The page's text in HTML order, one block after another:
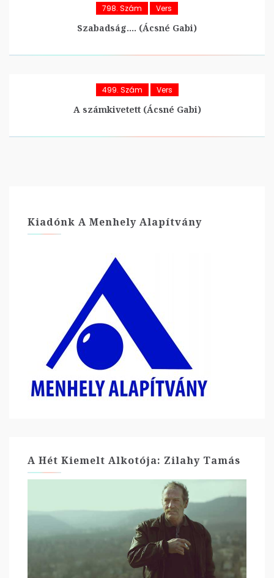
798. Szám Vers
Szabadság…. (Ácsné Gabi)
499. Szám Vers
A számkivetett (Ácsné Gabi)
Kiadónk A Menhely Alapítvány
A Hét Kiemelt Alkotója: Zilahy Tamás